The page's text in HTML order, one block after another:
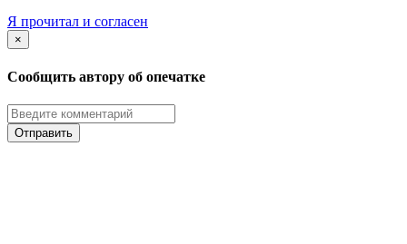
Я прочитал и согласен
×
Сообщить автору об опечатке
Отправить